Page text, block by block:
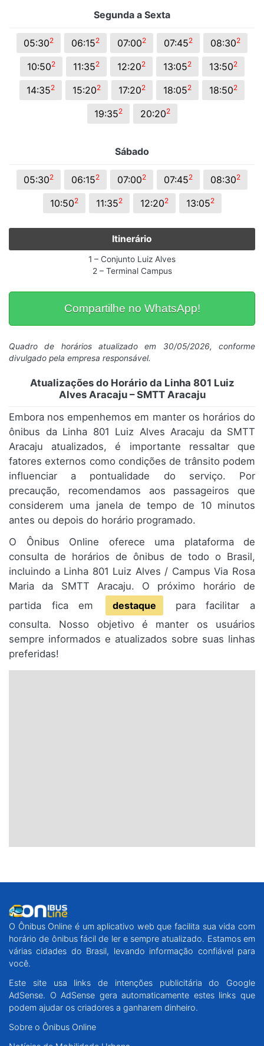
Segunda a Sexta
05:302 06:152 07:002 07:452 08:302
10:502 11:352 12:202 13:052 13:502
14:352 15:202 17:202 18:052 18:502
19:352 20:202
Sábado
05:302 06:152 07:002 07:452 08:302
10:502 11:352 12:202 13:052
Itinerário
1 – Conjunto Luiz Alves
2 – Terminal Campus
Compartilhe no WhatsApp!
Quadro de horários atualizado em 30/05/2026, conforme
divulgado pela empresa responsável.
Atualizações do Horário da Linha 801 Luiz
Alves Aracaju – SMTT Aracaju
Embora nos empenhemos em manter os horários do
ônibus da Linha 801 Luiz Alves Aracaju da SMTT
Aracaju atualizados, é importante ressaltar que
fatores externos como condições de trânsito podem
influenciar a pontualidade do serviço. Por
precaução, recomendamos aos passageiros que
considerem uma janela de tempo de 10 minutos
antes ou depois do horário programado.
O Ônibus Online oferece uma plataforma de
consulta de horários de ônibus de todo o Brasil,
incluindo a Linha 801 Luiz Alves / Campus Via Rosa
Maria da SMTT Aracaju. O próximo horário de
partida fica em
destaque
para facilitar a
consulta. Nosso objetivo é manter os usuários
sempre informados e atualizados sobre suas linhas
preferidas!
O Ônibus Online é um aplicativo web que facilita sua vida com
horário de ônibus fácil de ler e sempre atualizado. Estamos em
várias cidades do Brasil, levando informação confiável para
você.
Este site usa links de intenções publicitária do Google
AdSense. O AdSense gera automaticamente estes links que
podem ajudar os criadores a ganharem dinheiro.
Sobre o Ônibus Online